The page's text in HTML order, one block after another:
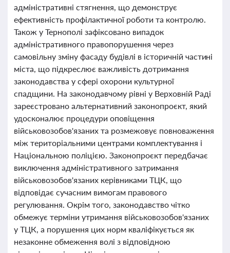
адміністративні стягнення, що демонструє
ефективність профілактичної роботи та контролю.
Також у Тернополі зафіксовано випадок
адміністративного правопорушення через
самовільну зміну фасаду будівлі в історичній частині
міста, що підкреслює важливість дотримання
законодавства у сфері охорони культурної
спадщини. На законодавчому рівні у Верховній Раді
зареєстровано альтернативний законопроєкт, який
удосконалює процедури оповіщення
військовозобов'язаних та розмежовує повноваження
між територіальними центрами комплектування і
Національною поліцією. Законопроєкт передбачає
виключення адміністративного затримання
військовозобов'язаних керівниками ТЦК, що
відповідає сучасним вимогам правового
регулювання. Окрім того, законодавство чітко
обмежує терміни утримання військовозобов'язаних
у ТЦК, а порушення цих норм кваліфікується як
незаконне обмеження волі з відповідною